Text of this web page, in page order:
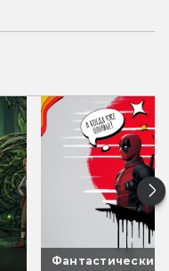
Фантастические